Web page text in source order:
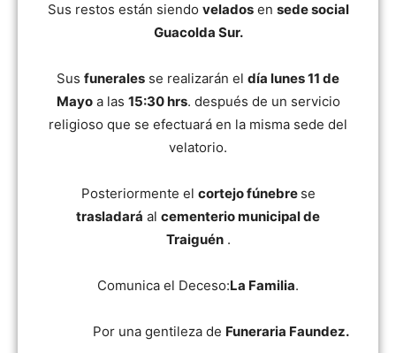
Sus restos están siendo veladosen sede social
Guacolda Sur.
Sus funerales se realizarán el día lunes 11 de
Mayoa las 15:30 hrs. después de un servicio
religioso que se efectuará en la misma sede del
velatorio.
Posteriormente el cortejo fúnebre se
trasladará al cementerio municipal de
Traiguén.
Comunica el Deceso:La Familia.
Por una gentileza de Funeraria Faundez.